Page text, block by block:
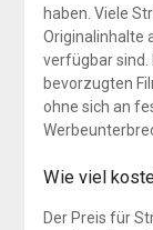
haben. Viele
Originalinhalte
verfügbar sind.
bevorzugten
ohne sich an
Wie viel
Der Preis für